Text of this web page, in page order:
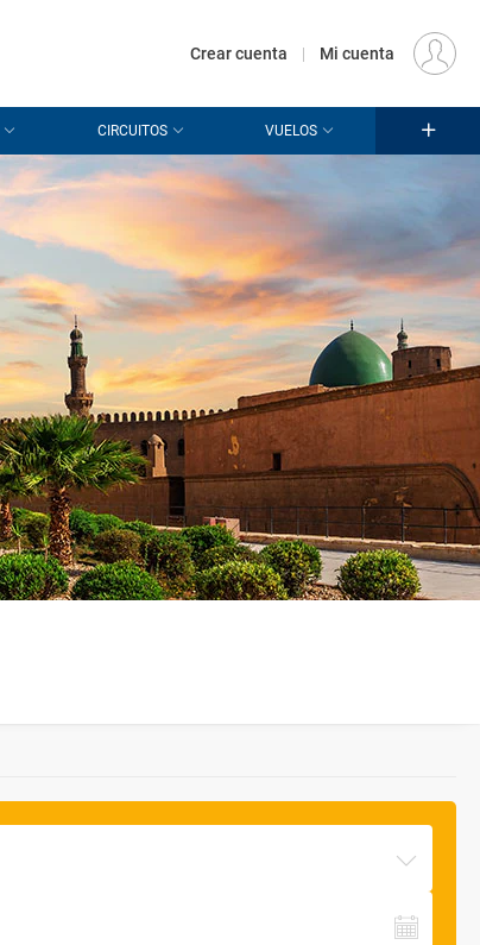
Crear cuenta | Mi cuenta
CIRCUITOS VUELOS